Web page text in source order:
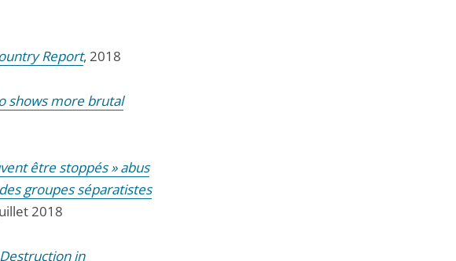
Report, 2018
shows more brutal
être stoppés » abus
groupes séparatistes
2018
in